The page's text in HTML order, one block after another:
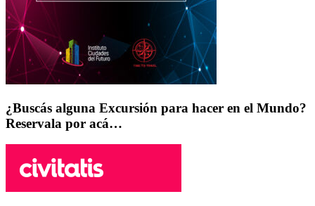
¿Buscás alguna Excursión para hacer en el Mundo?
Reservala por acá…